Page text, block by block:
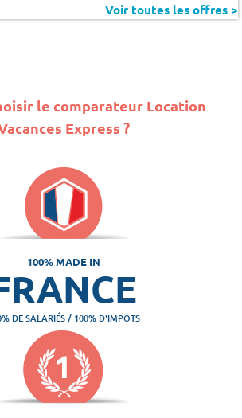
Voir toutes les offres >
le comparateur Location
Express ?
100% MADE IN
DE SALARIÉS / 100% D'IMPÔTS